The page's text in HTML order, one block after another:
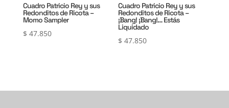
Cuadro Patricio Rey y sus
Redonditos de Ricota –
Momo Sampler
$ 47.850
Cuadro Patricio Rey y sus
Redonditos de Ricota –
¡Bang! ¡Bang!… Estás
Liquidado
$ 47.850